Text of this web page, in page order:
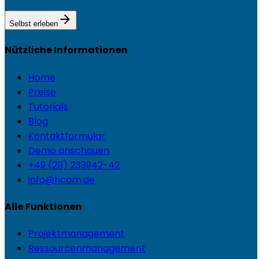
Selbst erleben
Nützliche Informationen
Home
Preise
Tutorials
Blog
Kontaktformular
Demo anschauen
+49 (211) 233942-42
info@hcom.de
Alle Funktionen
Projektmanagement
Ressourcenmanagement